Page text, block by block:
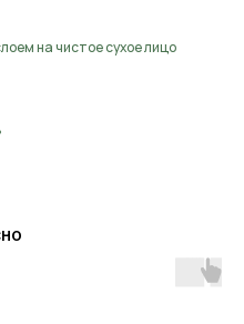
на чистое сухое лицо